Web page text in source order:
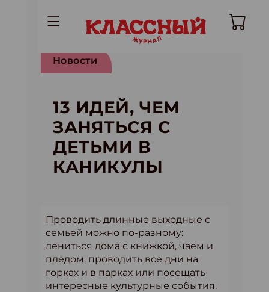
Новости
13 ИДЕЙ, ЧЕМ
ЗАНЯТЬСЯ С
ДЕТЬМИ В
КАНИКУЛЫ
Проводить длинные выходные с
семьей можно по-разному:
лениться дома с книжкой, чаем и
пледом, проводить все дни на
горках и в парках или посещать
интересные культурные события.